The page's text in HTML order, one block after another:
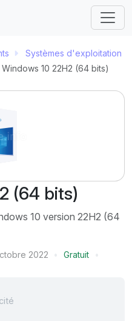
Systèmes d'exploitation
Windows 10 22H2 (64 bits)
(64 bits)
10 version 22H2 (64
2022
Gratuit